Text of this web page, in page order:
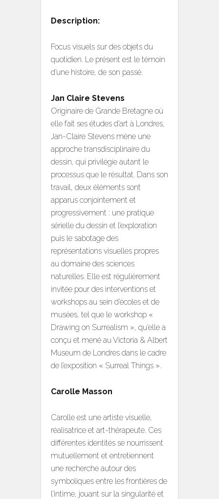
Description: ​
Focus visuels sur des objets du
quotidien. Le présent est le témoin
d’une histoire, de son passé.
​Jan Claire Stevens
Originaire de Grande Bretagne où
elle fait ses études d’art à Londres,
Jan-Claire Stevens mène une
approche transdisciplinaire du
dessin, qui privilégie autant le
processus que le résultat. Dans son
travail, deux éléments sont
apparus conjointement et
progressivement : une pratique
sérielle du dessin et l’exploration
puis le sabotage des
représentations visuelles propres
au domaine des sciences
naturelles. Elle est régulièrement
invitée pour des interventions et
workshops au sein d’écoles et de
musées, tel que le workshop «
Drawing on Surrealism », qu’elle a
conçu et mené au Victoria & Albert
Museum de Londres dans le cadre
de l’exposition « Surreal Things ».
Carolle Masson
Carolle est une artiste visuelle,
réalisatrice et art-thérapeute. Ces
différentes identités se nourrissent
mutuellement et entretiennent
une recherche autour des
symboliques entre les frontières de
l’intime, jouant sur la singularité et